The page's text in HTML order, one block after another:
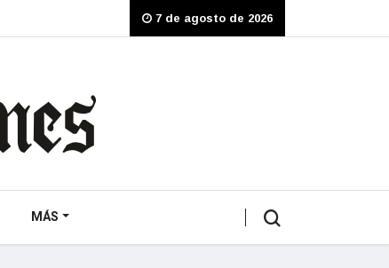
7 de agosto de 2026
MÁS